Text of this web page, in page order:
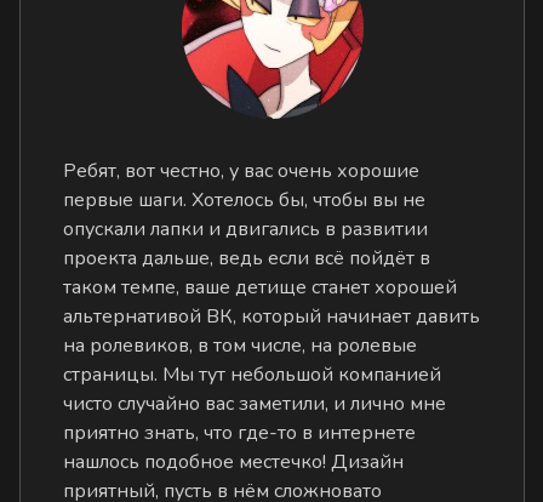
Ребят, вот честно, у вас очень хорошие
первые шаги. Хотелось бы, чтобы вы не
опускали лапки и двигались в развитии
проекта дальше, ведь если всё пойдёт в
таком темпе, ваше детище станет хорошей
альтернативой ВК, который начинает давить
на ролевиков, в том числе, на ролевые
страницы. Мы тут небольшой компанией
чисто случайно вас заметили, и лично мне
приятно знать, что где-то в интернете
нашлось подобное местечко! Дизайн
приятный, пусть в нём сложновато